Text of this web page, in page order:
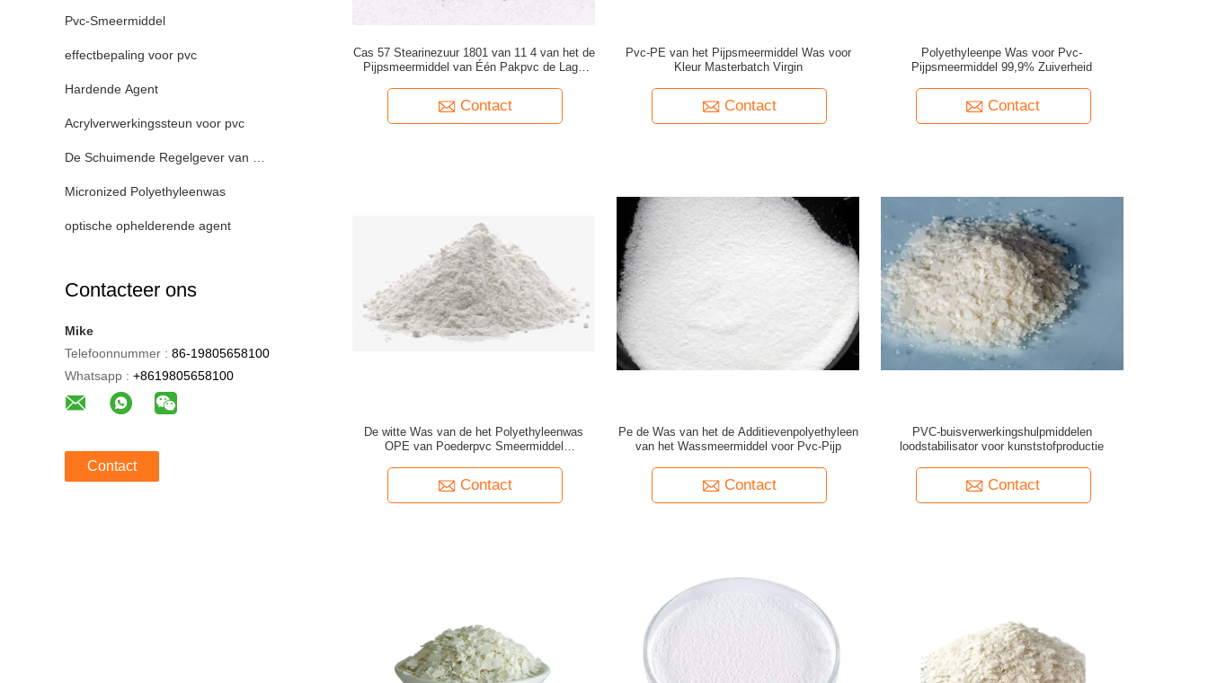
Pvc-Smeermiddel
effectbepaling voor pvc
Hardende Agent
Acrylverwerkingssteun voor pvc
De Schuimende Regelgever van pvc
Micronized Polyethyleenwas
optische ophelderende agent
Contacteer ons
Mike
Telefoonnummer : 86-19805658100
Whatsapp : +8619805658100
Contact
Cas 57 Stearinezuur 1801 van 11 4 van het de
Pijpsmeermiddel van Één Pakpvc de Lage
Contact
Pvc-PE van het Pijpsmeermiddel Was voor
Kleur Masterbatch Virgin
Contact
Polyethyleenpe Was voor Pvc-
Pijpsmeermiddel 99,9% Zuiverheid
Contact
De witte Was van de het Polyethyleenwas
OPE van Poederpvc Smeermiddel
Contact
Pe de Was van het de Additievenpolyethyleen
van het Wassmeermiddel voor Pvc-Pijp
Contact
PVC-buisverwerkingshulpmiddelen
loodstabilisator voor kunststofproductie
Contact